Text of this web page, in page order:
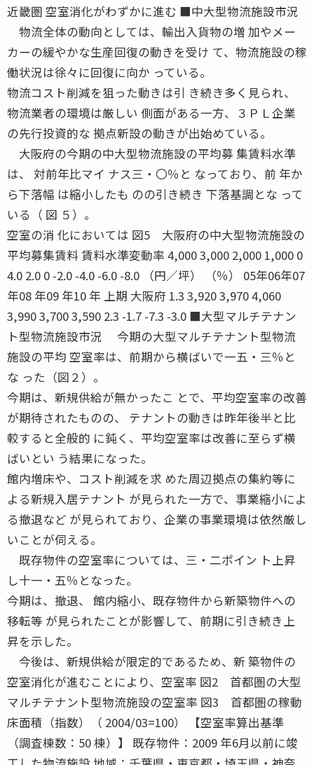
近畿圏 空室消化がわずかに進む ■中大型物流施設市況
物流全体の動向としては、輸出入貨物の増 加やメー
カーの緩やかな生産回復の動きを受け て、物流施設の稼
働状況は徐々に回復に向か っている。
物流コスト削減を狙った動きは引 き続き多く見られ、
物流業者の環境は厳しい 側面がある一方、３ＰＬ企業
の先行投資的な 拠点新設の動きが出始めている。
大阪府の今期の中大型物流施設の平均募 集賃料水準
は、 対前年比マイ ナス三・〇％と なっており、前 年か
ら下落幅 は縮小したも のの引き続き 下落基調とな って
いる（ 図 ５）。
空室の消 化においては 図5 大阪府の中大型物流施設の
平均募集賃料 賃料水準変動率 4,000 3,000 2,000 1,000 0
4.0 2.0 0 -2.0 -4.0 -6.0 -8.0 （円／坪） （％） 05年06年07
年08 年09 年10 年 上期 大阪府 1.3 3,920 3,970 4,060
3,990 3,700 3,590 2.3 -1.7 -7.3 -3.0 ■大型マルチテナン
ト型物流施設市況 今期の大型マルチテナント型物流
施設の平均 空室率は、前期から横ばいで一五・三％と
な った（図２）。
今期は、新規供給が無かったこ とで、平均空室率の改善
が期待されたものの、 テナントの動きは昨年後半と比
較すると全般的 に鈍く、平均空室率は改善に至らず横
ばいとい う結果になった。
館内増床や、コスト削減を求 めた周辺拠点の集約等に
よる新規入居テナント が見られた一方で、事業縮小によ
る撤退など が見られており、企業の事業環境は依然厳し
いことが伺える。
既存物件の空室率については、三・二ポイン ト上昇
し十一・五％となった。
今期は、撤退、 館内縮小、既存物件から新築物件への
移転等 が見られたことが影響して、前期に引き続き上
昇を示した。
今後は、新規供給が限定的であるため、新 築物件の
空室消化が進むことにより、空室率 図2 首都圏の大型
マルチテナント型物流施設の空室率 図3 首都圏の稼動
床面積（指数）（ 2004/03=100） 【空室率算出基準
（調査棟数：50 棟）】 既存物件：2009 年6月以前に竣